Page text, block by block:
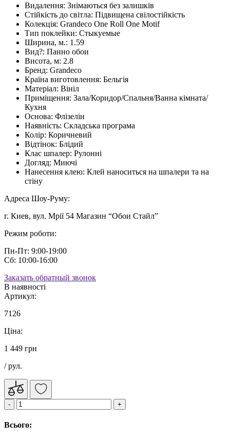
Видалення: Знімаються без залишків
Стійкість до світла: Підвищена свілостійкість
Колекція: Grandeco One Roll One Motif
Тип поклейки: Стыкуемые
Ширина, м.: 1.59
Вид?: Панно обои
Висота, м: 2.8
Бренд: Grandeco
Країна виготовлення: Бельгія
Матеріал: Вініл
Приміщення: Зала/Коридор/Спальня/Ванна кімната/
Кухня
Основа: Флізелін
Наявність: Складська програма
Колір: Коричневий
Відтінок: Блідий
Клас шпалер: Рулонні
Догляд: Миючі
Нанесення клею: Клей наноситься на шпалери та на
стіну
Адреса Шоу-Руму:
г. Киев, вул. Мрії 54 Магазин “Обои Стайл”
Режим роботи:
Пн-Пт: 9:00-19:00
Сб: 10:00-16:00
Заказать обратный звонок
В наявності
Артикул:
7126
Ціна:
1 449 грн
/ рул.
Всього: